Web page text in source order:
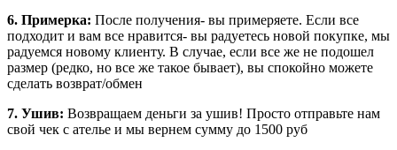
6. Примерка: После получения- вы примеряете. Если все
подходит и вам все нравится- вы радуетесь новой покупке, мы
радуемся новому клиенту. В случае, если все же не подошел
размер (редко, но все же такое бывает), вы спокойно можете
сделать возврат/обмен
7. Ушив: Возвращаем деньги за ушив! Просто отправьте нам
свой чек с ателье и мы вернем сумму до 1500 руб